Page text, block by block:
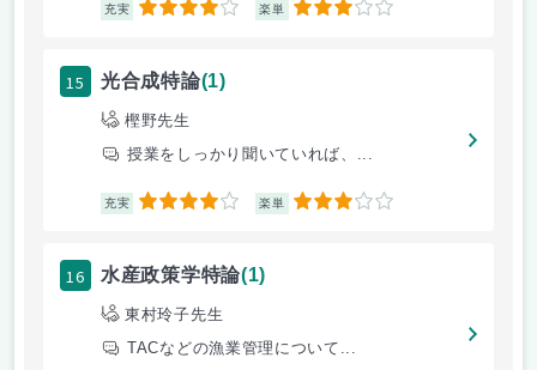
充実 4 楽単 3
15 光合成特論(1)
樫野先生
授業をしっかり聞いていれば、...
充実 4 楽単 3
16 水産政策学特論(1)
東村玲子先生
TACなどの漁業管理について...